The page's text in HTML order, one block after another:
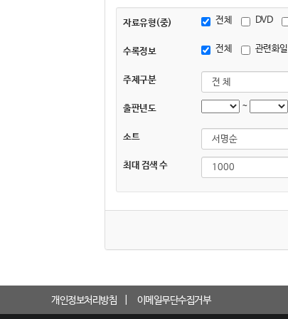
자료유형(중) 전체 DVD
수록정보 전체 관련화일
주제구분
출판년도 ~
소트
최대 검색 수
개인정보처리방침 이메일무단수집거부